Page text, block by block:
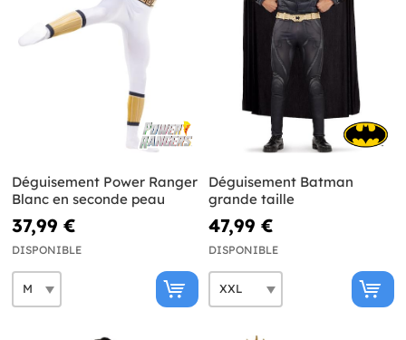
Déguisement Power Ranger
Blanc en seconde peau
37,99 €
DISPONIBLE
Déguisement Batman
grande taille
47,99 €
DISPONIBLE